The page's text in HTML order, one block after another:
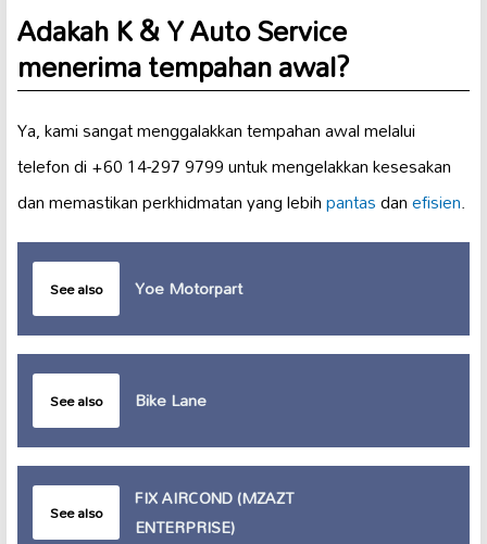
Adakah K & Y Auto Service
menerima tempahan awal?
Ya, kami sangat menggalakkan tempahan awal melalui
telefon di +60 14-297 9799 untuk mengelakkan kesesakan
dan memastikan perkhidmatan yang lebihpantasdanefisien.
See also Yoe Motorpart
See also Bike Lane
See also
FIX AIRCOND (MZAZT
ENTERPRISE)